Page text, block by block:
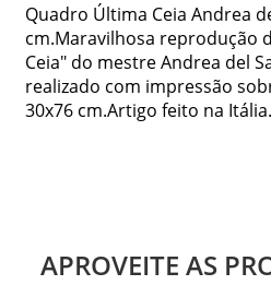
Quadro Última Ceia Andrea
cm.Maravilhosa reprodução
Ceia" do mestre Andrea del
realizado com impressão
30x76 cm.Artigo feito na Itália.
APROVEITE AS